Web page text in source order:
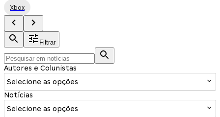
Xbox
Filtrar
Autores e Colunistas
Selecione as opções
Notícias
Selecione as opções